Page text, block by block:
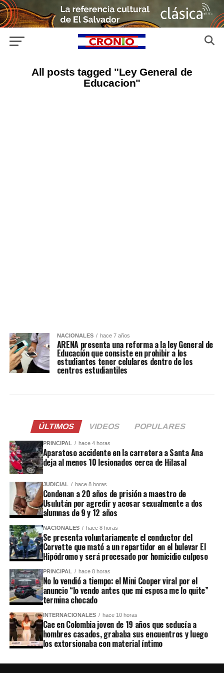
All posts tagged "Ley General de
Educacion"
NACIONALES hace 7 años
ARENA presenta una reforma a la ley General de
Educación que consiste en prohibir a los
estudiantes tener celulares dentro de los
centros estudiantiles
ÚLTIMOS VIDEOS POPULARES
PRINCIPAL hace 4 horas
Aparatoso accidente en la carretera a Santa Ana
deja al menos 10 lesionados cerca de Hilasal
JUDICIAL hace 8 horas
Condenan a 20 años de prisión a maestro de
Usulután por agredir y acosar sexualmente a dos
alumnas de 9 y 12 años
NACIONALES hace 8 horas
Se presenta voluntariamente el conductor del
Corvette que mató a un repartidor en el bulevar El
Hipódromo y será procesado por homicidio culposo
PRINCIPAL hace 8 horas
No lo vendió a tiempo: el Mini Cooper viral por el
anuncio “lo vendo antes que mi esposa me lo quite”
termina chocado
INTERNACIONALES hace 10 horas
Cae en Colombia joven de 19 años que seducía a
hombres casados, grababa sus encuentros y luego
los extorsionaba con material íntimo